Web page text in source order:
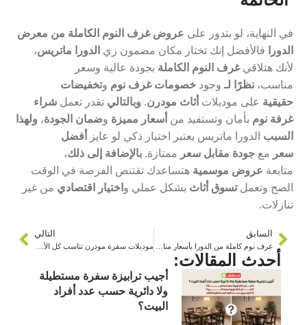
في النهاية، لو بتدور على عروض غرف النوم الكاملة من معرض
الدورا
فالأفضل إنك تختار مكان مضمون زي الدورا ماتريس،
لأنك هتلاقيغرف النوم الكاملة بجودة عالية وسعر
مناسب، نظرًا لـ وجود خصومات غرف نوم وتخفيضات
حقيقية على موديلات أثاث مودرن. وبالتالي تقدر تعمل شراء
غرفة نوم بأمان وتستفيد من أسعار مميزة وضمان الجودة، ولهذا
السبب الدورا ماتريس يعتبر اختيار ذكي لو عايز
أفضل
سعر مع جودة مقابل سعر ممتازة. بالإضافة إلى ذلك،
متابعة عروض موسمية هتساعدك تقتنص الفرصة في الوقت
الصح وتعملتسوق أثاث بشكل عملي و اختيار اقتصادي من غير
تنازلات.
السابق التالي
أحدث المقالات:
أجيب ترابيزة سفرة مستطيلة
ولا دائرية حسب عدد أفراد
البيت؟